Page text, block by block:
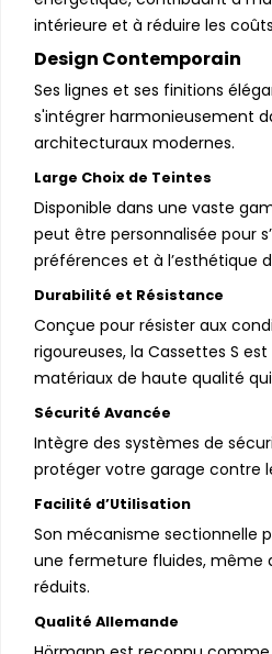
intérieure et à réduire les
Design Contemporain
Ses lignes et ses finitions
s'intégrer harmonieusement
architecturaux modernes.
Large Choix de Teintes
Disponible dans une vaste
peut être personnalisée pour
préférences et à l’esthétique
Durabilité et Résistance
Conçue pour résister aux
rigoureuses, la Cassettes S
matériaux de haute qualité
Sécurité Avancée
Intègre des systèmes de
protéger votre garage contre
Facilité d’Utilisation
Son mécanisme sectionnelle
une fermeture fluides, même
réduits.
Qualité Allemande